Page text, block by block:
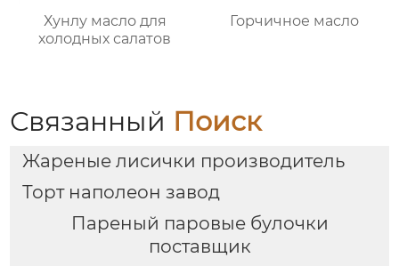
Хунлу масло для
холодных салатов
Горчичное масло
Связанный Поиск
Жареные лисички производитель
Торт наполеон завод
Пареный паровые булочки
поставщик